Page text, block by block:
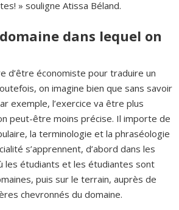
» souligne Atissa Béland.
dans lequel on
d’être économiste pour traduire un
on imagine bien que sans savoir
exemple, l’exercice va être plus
peut-être moins précise. Il importe de
la terminologie et la phraséologie
s’apprennent, d’abord dans les
les étudiants et les étudiantes sont
puis sur le terrain, auprès de
chevronnés du domaine.